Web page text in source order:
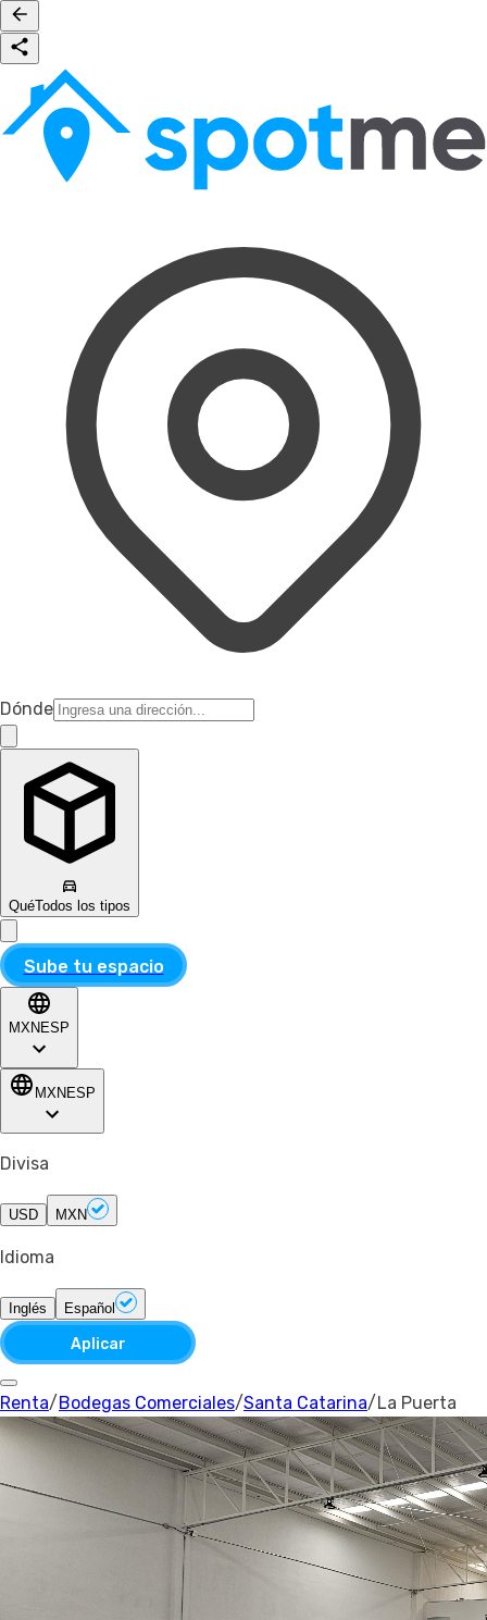
Dónde
QuéTodos los tipos
Sube tu espacio
MXN ESP
MXN ESP
Divisa
USD MXN
Idioma
Inglés Español
Aplicar
Renta/ Bodegas Comerciales/Santa Catarina/ La Puerta